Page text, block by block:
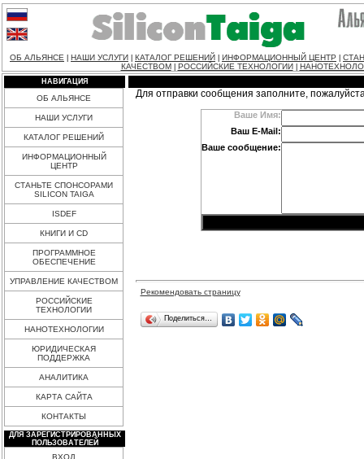
ОБ АЛЬЯНСЕ НАШИ УСЛУГИ КАТАЛОГ РЕШЕНИЙ ИНФОРМАЦИОННЫЙ ЦЕНТР
КАЧЕСТВОМ
РОССИЙСКИЕ ТЕХНОЛОГИИ
НАВИГАЦИЯ
ОБ АЛЬЯНСЕ
НАШИ УСЛУГИ
КАТАЛОГ РЕШЕНИЙ
ИНФОРМАЦИОННЫЙ
ЦЕНТР
СТАНЬТЕ СПОНСОРАМИ
SILICON TAIGA
ISDEF
КНИГИ И CD
ПРОГРАММНОЕ
ОБЕСПЕЧЕНИЕ
УПРАВЛЕНИЕ КАЧЕСТВОМ
РОССИЙСКИЕ
ТЕХНОЛОГИИ
НАНОТЕХНОЛОГИИ
ЮРИДИЧЕСКАЯ
ПОДДЕРЖКА
АНАЛИТИКА
КАРТА САЙТА
КОНТАКТЫ
ДЛЯ ЗАРЕГИСТРИРОВАННЫХ
ПОЛЬЗОВАТЕЛЕЙ
ВХОД
Для отправки сообщения заполните,
Ваше Имя:
Ваш E-Mail:
Ваше сообщение:
Рекомендовать страницу
Поделиться…